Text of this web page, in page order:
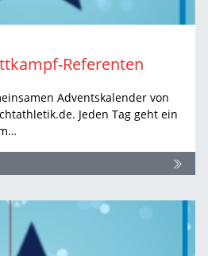
Referenten
Adventskalender von
Jeden Tag geht ein